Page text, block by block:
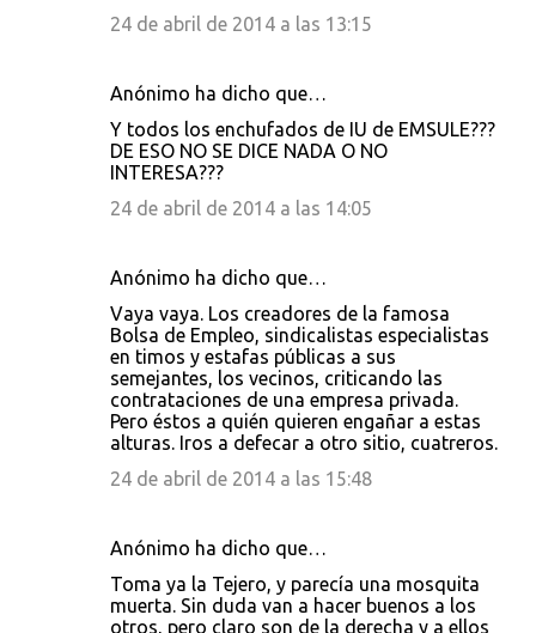
24 de abril de 2014 a las 13:15
Anónimo ha dicho que…
Y todos los enchufados de IU de EMSULE???
DE ESO NO SE DICE NADA O NO
INTERESA???
24 de abril de 2014 a las 14:05
Anónimo ha dicho que…
Vaya vaya. Los creadores de la famosa
Bolsa de Empleo, sindicalistas especialistas
en timos y estafas públicas a sus
semejantes, los vecinos, criticando las
contrataciones de una empresa privada.
Pero éstos a quién quieren engañar a estas
alturas. Iros a defecar a otro sitio, cuatreros.
24 de abril de 2014 a las 15:48
Anónimo ha dicho que…
Toma ya la Tejero, y parecía una mosquita
muerta. Sin duda van a hacer buenos a los
otros, pero claro son de la derecha y a ellos